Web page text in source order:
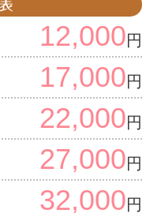
12,000円
17,000円
22,000円
27,000円
32,000円